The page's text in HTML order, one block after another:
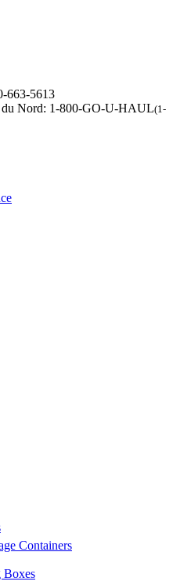
663-5613
du Nord: 1-800-GO-U-HAUL(1-
Containers
Boxes